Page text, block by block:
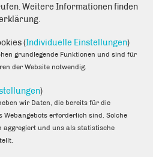
Weitere Informationen finden
(Individuelle Einstellungen)
grundlegende Funktionen und sind für
der Website notwendig.
)
wir Daten, die bereits für die
Webangebots erforderlich sind. Solche
aggregiert und uns als statistische